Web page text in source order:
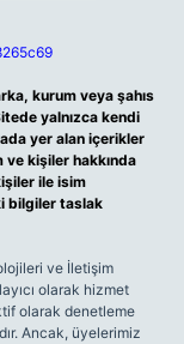
kurum veya şahıs
yalnızca kendi
yer alan içerikler
kişiler hakkında
ile isim
bilgiler taslak
ve İletişim
olarak hizmet
olarak denetleme
Ancak, üyelerimiz